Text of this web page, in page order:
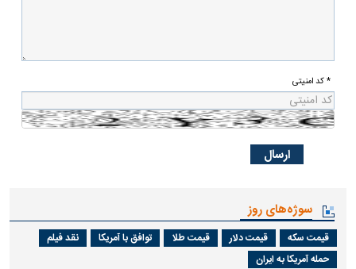
* کد امنیتی
سوژه‌های روز
قیمت سکه قیمت دلار قیمت طلا توافق با آمریکا
نقد فیلم
حمله آمریکا به ایران